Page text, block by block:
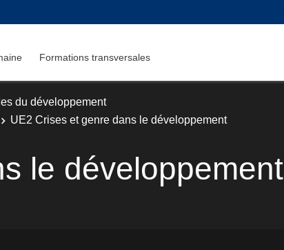
Formations transversales
du développement
UE2 Crises et genre dans le développement
le développement